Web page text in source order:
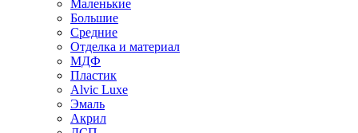
Маленькие
Большие
Средние
Отделка и материал
МДФ
Пластик
Alvic Luxe
Эмаль
Акрил